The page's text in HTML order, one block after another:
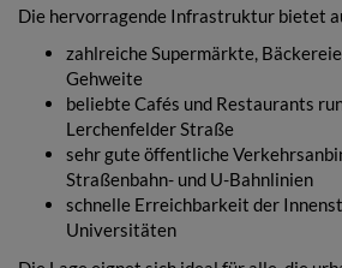
Die hervorragende Infrastruktur bietet
zahlreiche Supermärkte,
Gehweite
beliebte Cafés und Restaurants
Lerchenfelder Straße
sehr gute öffentliche
Straßenbahn- und U-Bahnlinien
schnelle Erreichbarkeit der
Universitäten